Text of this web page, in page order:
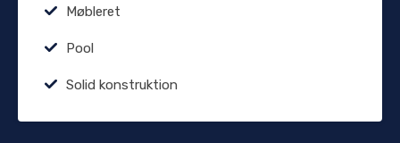
Møbleret
Pool
Solid konstruktion